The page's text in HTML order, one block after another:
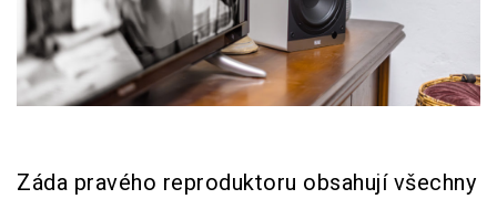
Záda pravého reproduktoru obsahují všechny